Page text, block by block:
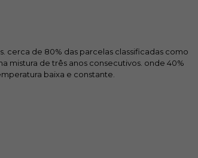
cerca de 80% das parcelas classificadas como
mistura de três anos consecutivos. onde 40%
baixa e constante.